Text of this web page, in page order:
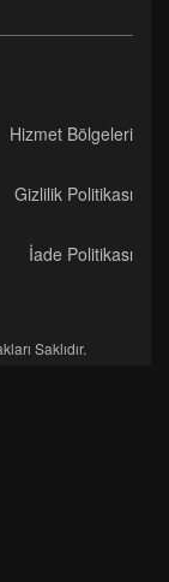
Hizmet Bölgeleri
Gizlilik Politikası
İade Politikası
Saklıdır.